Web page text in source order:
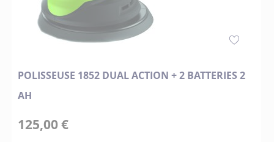
POLISSEUSE 1852 DUAL ACTION + 2 BATTERIES 2
AH
125,00 €